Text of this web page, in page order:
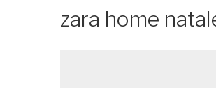
zara home